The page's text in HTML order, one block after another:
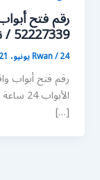
رقم فتح
52227339 / نجار فتح اقفال الأبواب 24 ساعة
Rwan/24 يونيو، 2021
رقم فتح أبواب
[…]